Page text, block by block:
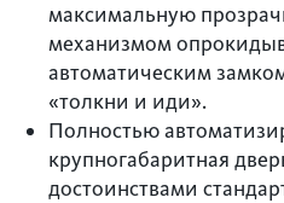
максимальную
механизмом
автоматическим
«толкни и иди».
Полностью
крупногабаритная
достоинствами